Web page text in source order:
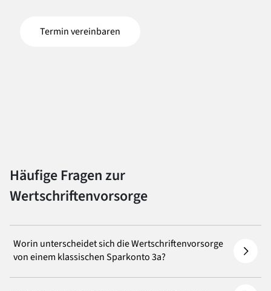
Termin vereinbaren
Häufige Fragen zur
Wertschriftenvorsorge
Worin unterscheidet sich die Wertschriftenvorsorge
von einem klassischen Sparkonto 3a?